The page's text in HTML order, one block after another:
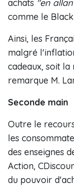
achats "en
comme le
Ainsi, les
malgré
cadeaux, soit
remarque M.
Seconde main
Outre le
les
des enseignes
Action,
du pouvoir